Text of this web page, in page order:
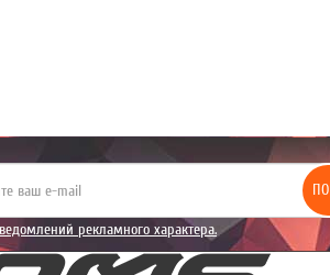
рекламного характера.